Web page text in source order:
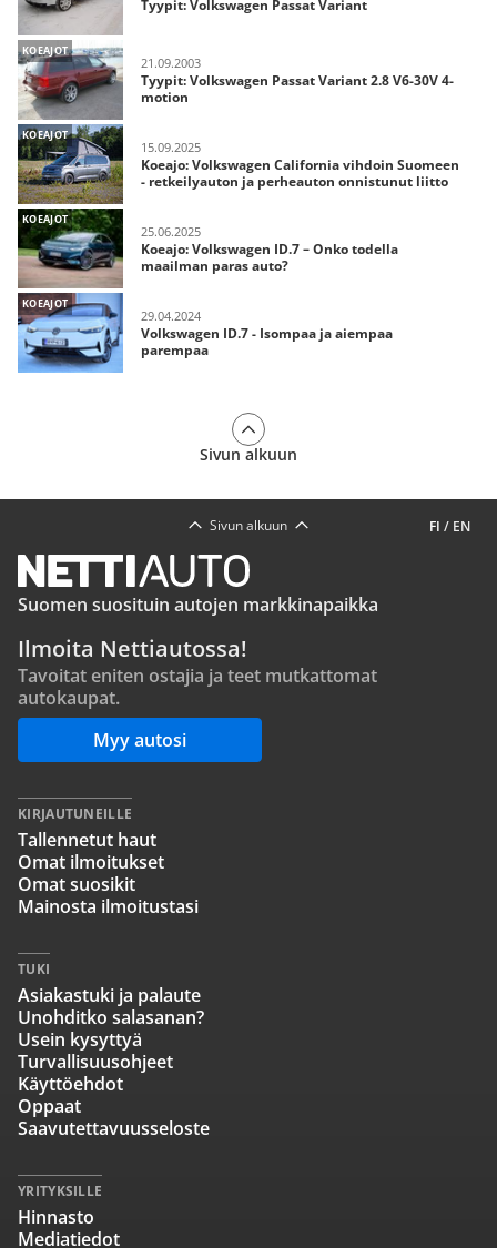
Tyypit: Volkswagen Passat Variant
KOEAJOT
21.09.2003
Tyypit: Volkswagen Passat Variant 2.8 V6-30V 4-
motion
KOEAJOT
15.09.2025
Koeajo: Volkswagen California vihdoin Suomeen
- retkeilyauton ja perheauton onnistunut liitto
KOEAJOT
25.06.2025
Koeajo: Volkswagen ID.7 – Onko todella
maailman paras auto?
KOEAJOT
29.04.2024
Volkswagen ID.7 - Isompaa ja aiempaa
parempaa
Sivun alkuun
FI / EN
Sivun alkuun
Suomen suosituin autojen markkinapaikka
Ilmoita Nettiautossa!
Tavoitat eniten ostajia ja teet mutkattomat
autokaupat.
Myy autosi
KIRJAUTUNEILLE
Tallennetut haut
Omat ilmoitukset
Omat suosikit
Mainosta ilmoitustasi
TUKI
Asiakastuki ja palaute
Unohditko salasanan?
Usein kysyttyä
Turvallisuusohjeet
Käyttöehdot
Oppaat
Saavutettavuusseloste
YRITYKSILLE
Hinnasto
Mediatiedot